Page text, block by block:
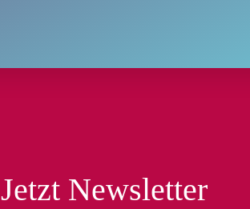
Jetzt Newsletter